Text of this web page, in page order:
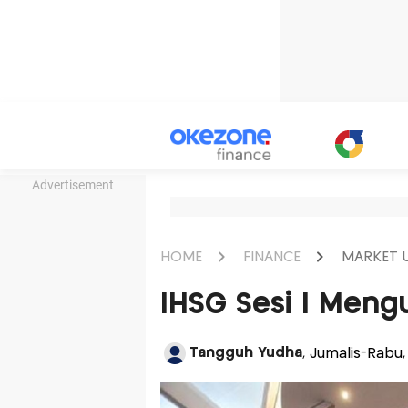
Advertisement
HOME FINANCE MARKET
IHSG Sesi I
Tangguh Yudha, Jurnalis-